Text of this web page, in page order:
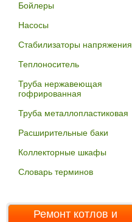
Бойлеры
Насосы
Стабилизаторы напряжения
Теплоноситель
Труба нержавеющая
гофрированная
Труба металлопластиковая
Расширительные баки
Коллекторные шкафы
Словарь терминов
Ремонт котлов и